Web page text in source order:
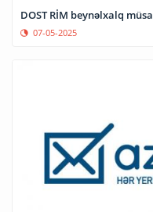
DOST RİM beynəlxalq
07-05-2025